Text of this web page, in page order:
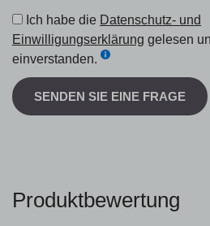
Ich habe die Datenschutz- und
Einwilligungserklärung gelesen
einverstanden.
SENDEN SIE EINE FRAGE
Produktbewertung